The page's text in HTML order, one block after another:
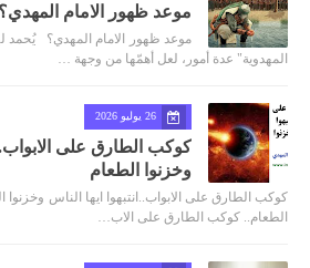
موعد ظهور الامام المهدي؟
موعد ظهور الامام المهدي؟ يُحمد
المهدوية" عدة أمور، لعل أهمّها من وجهة …
26 يوليو 2026
كوكب الطارق على
وخزنوا الطعام
كوكب الطارق على الابواب..انتبهوا ايها الناس وخزنوا
الطعام.. كوكب الطارق على الاب…